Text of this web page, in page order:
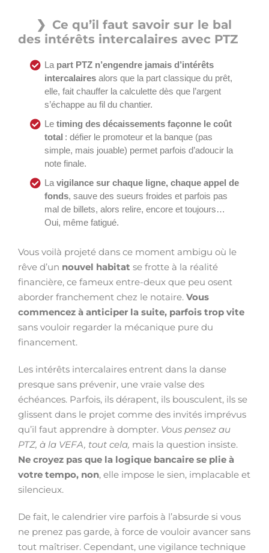
Ce qu’il faut savoir sur le bal
des intérêts intercalaires avec PTZ
La part PTZ n’engendre jamais d’intérêts
intercalaires alors que la part classique du prêt,
elle, fait chauffer la calculette dès que l’argent
s’échappe au fil du chantier.
Le timing des décaissements façonne le coût
total : défier le promoteur et la banque (pas
simple, mais jouable) permet parfois d’adoucir la
note finale.
La vigilance sur chaque ligne, chaque appel de
fonds, sauve des sueurs froides et parfois pas
mal de billets, alors relire, encore et toujours…
Oui, même fatigué.
Vous voilà projeté dans ce moment ambigu où le
rêve d’un nouvel habitat se frotte à la réalité
financière, ce fameux entre-deux que peu osent
aborder franchement chez le notaire. Vous
commencez à anticiper la suite, parfois trop vite
sans vouloir regarder la mécanique pure du
financement.
Les intérêts intercalaires entrent dans la danse
presque sans prévenir, une vraie valse des
échéances. Parfois, ils dérapent, ils bousculent, ils se
glissent dans le projet comme des invités imprévus
qu’il faut apprendre à dompter. Vous pensez au
PTZ, à la VEFA, tout cela, mais la question insiste.
Ne croyez pas que la logique bancaire se plie à
votre tempo, non, elle impose le sien, implacable et
silencieux.
De fait, le calendrier vire parfois à l’absurde si vous
ne prenez pas garde, à force de vouloir avancer sans
tout maîtriser. Cependant, une vigilance technique